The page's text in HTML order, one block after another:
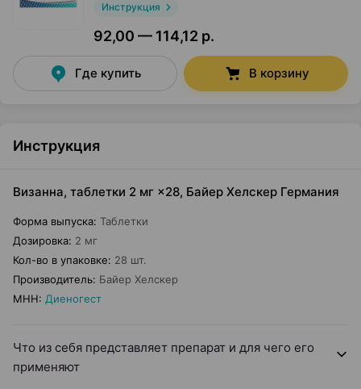
Инструкция
92,00 — 114,12 р.
Где купить В корзину
Инструкция
Визанна, таблетки 2 мг ×28, Байер Хелскер Германия
Форма выпуска: Таблетки
Дозировка: 2 мг
Кол-во в упаковке: 28 шт.
Производитель: Байер Хелскер
МНН: Диеногест
Что из себя представляет препарат и для чего его
применяют